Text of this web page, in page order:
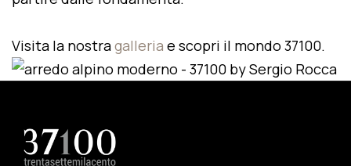
Visita la nostragalleria e scopri il mondo 37100.